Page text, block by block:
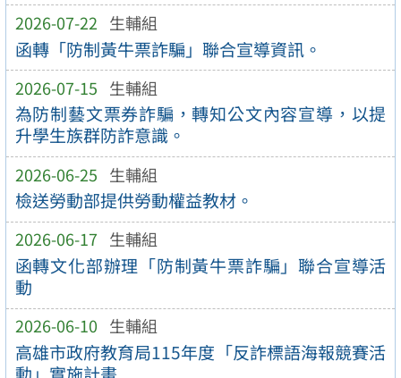
2026-07-22 生輔組
函轉「防制黃牛票詐騙」聯合宣導資訊。
2026-07-15 生輔組
為防制藝文票券詐騙，轉知公文內容宣導，以提
升學生族群防詐意識。
2026-06-25 生輔組
檢送勞動部提供勞動權益教材。
2026-06-17 生輔組
函轉文化部辦理「防制黃牛票詐騙」聯合宣導活
動
2026-06-10 生輔組
高雄市政府教育局115年度「反詐標語海報競賽活